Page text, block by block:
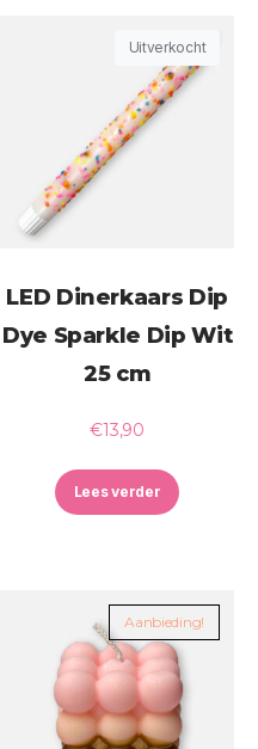
Uitverkocht
LED Dinerkaars Dip
Dye Sparkle Dip Wit
25 cm
€13,90
Lees verder
Aanbieding!